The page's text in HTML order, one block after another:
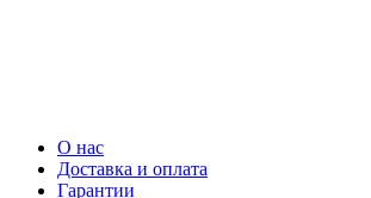
О нас
Доставка и оплата
Гарантии